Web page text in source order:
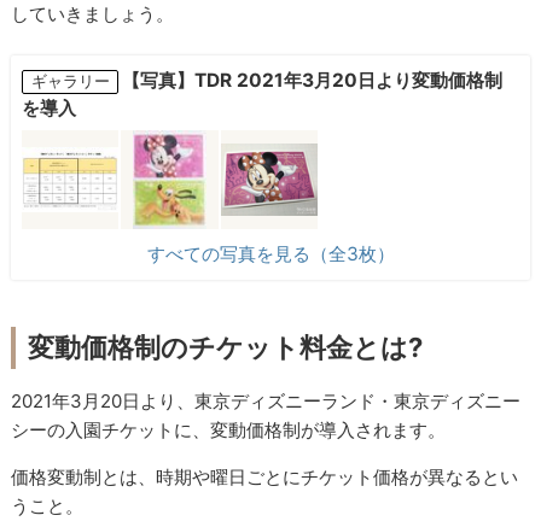
していきましょう。
ギャラリー
【写真】TDR 2021年3月20日より変動価格制
を導入
すべての写真を見る（全3枚）
変動価格制のチケット料金とは?
2021年3月20日より、東京ディズニーランド・東京ディズニー
シーの入園チケットに、変動価格制が導入されます。
価格変動制とは、時期や曜日ごとにチケット価格が異なるとい
うこと。